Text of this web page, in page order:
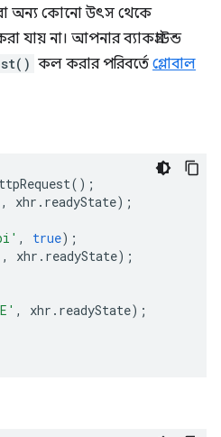
বা অন্য কোনো উৎস থেকে
যায় না। আপনার ব্যাকগ্রাউন্ড
কল করার পরিবর্তে গ্লোবাল
();
, xhr . readyState);
, true);
, xhr . readyState);
, xhr . readyState);